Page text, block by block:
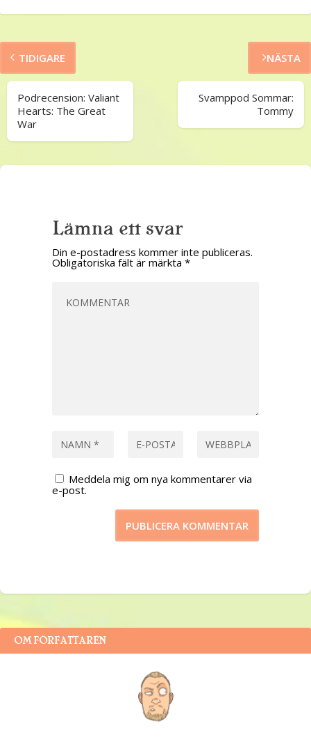
TIDIGARE
Podrecension: Valiant
Hearts: The Great
War
NÄSTA
Svamppod Sommar:
Tommy
Lämna ett svar
Din e-postadress kommer inte publiceras.
Obligatoriska fält är märkta *
Meddela mig om nya kommentarer via
e-post.
OM FÖRFATTAREN